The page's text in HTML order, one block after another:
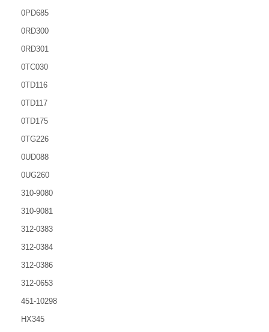
0PD685
0RD300
0RD301
0TC030
0TD116
0TD117
0TD175
0TG226
0UD088
0UG260
310-9080
310-9081
312-0383
312-0384
312-0386
312-0653
451-10298
HX345